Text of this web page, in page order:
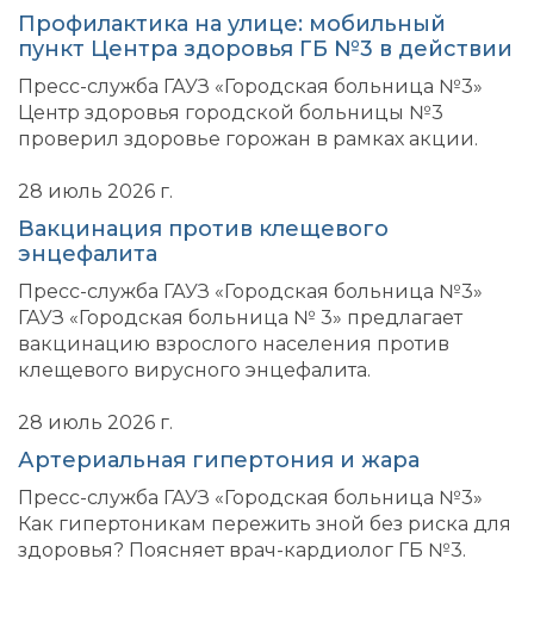
Профилактика на улице: мобильный
пункт Центра здоровья ГБ №3 в действии
Пресс-служба ГАУЗ «Городская больница №3»
Центр здоровья городской больницы №3
проверил здоровье горожан в рамках акции.
28 июль 2026 г.
Вакцинация против клещевого
энцефалита
Пресс-служба ГАУЗ «Городская больница №3»
ГАУЗ «Городская больница № 3» предлагает
вакцинацию взрослого населения против
клещевого вирусного энцефалита.
28 июль 2026 г.
Артериальная гипертония и жара
Пресс-служба ГАУЗ «Городская больница №3»
Как гипертоникам пережить зной без риска для
здоровья? Поясняет врач-кардиолог ГБ №3.